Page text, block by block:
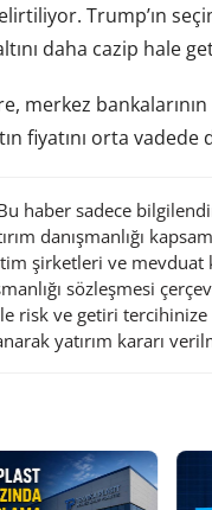
Trump’ın
daha cazip hale
merkez
fiyatını orta vadede
haber sadece
danışmanlığı
şirketleri ve mevduat
sözleşmesi
risk ve getiri
yatırım kararı